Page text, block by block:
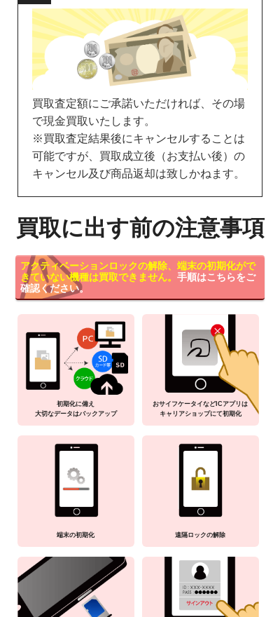
買取査定額にご承諾いただければ、その場
で現金買取いたします。
※買取査定結果後にキャンセルすることは
可能ですが、買取成立後（お支払い後）の
キャンセル及び商品返却は致しかねます。
買取に出す前の注意事項
アクティベーションロックの解除、端末の初期化がで
きていない機種は買取できません。 手順はこちらをご
確認ください。
初期化に備え
大切なデータはバックアップ
おサイフケータイなどICアプリは
キャリアショップにて初期化
端末の初期化 遠隔ロックの解除